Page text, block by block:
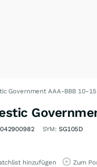
Government AAA-BBB 10-
SYM: SG105D
hinzufügen Zum